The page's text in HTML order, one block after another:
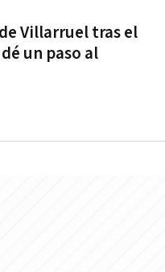
Villarruel tras el
un paso al